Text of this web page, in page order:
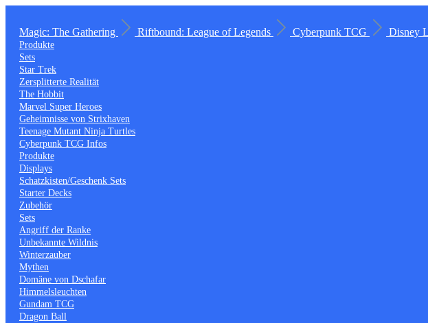
Magic: The Gathering Riftbound: League of Legends Cyberpunk TCG Disney
Produkte
Sets
Star Trek
Zersplitterte Realität
The Hobbit
Marvel Super Heroes
Geheimnisse von Strixhaven
Teenage Mutant Ninja Turtles
Cyberpunk TCG Infos
Produkte
Displays
Schatzkisten/Geschenk Sets
Starter Decks
Zubehör
Sets
Angriff der Ranke
Unbekannte Wildnis
Winterzauber
Mythen
Domäne von Dschafar
Himmelsleuchten
Gundam TCG
Dragon Ball